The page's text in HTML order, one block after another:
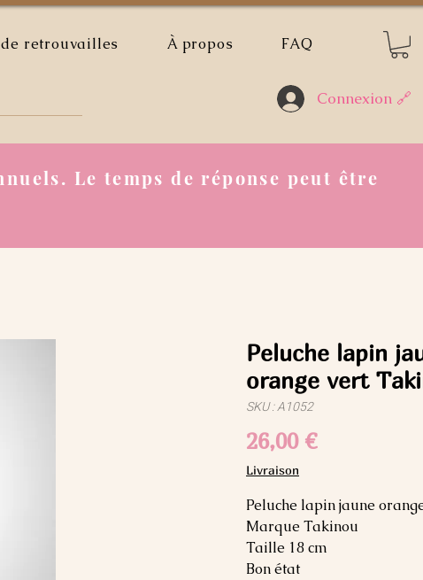
de retrouvailles À propos FAQ
Connexion 🔗
Le temps de réponse peut être
Peluche lapin
orange vert
SKU : A1052
26,00 €Prix
Livraison
Peluche lapin jaune
Marque Takinou
Taille 18 cm
Bon état